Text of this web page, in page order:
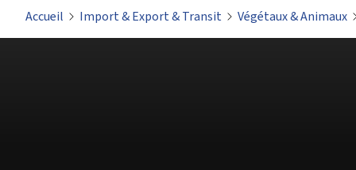
Accueil Import & Export & Transit Végétaux & Animaux